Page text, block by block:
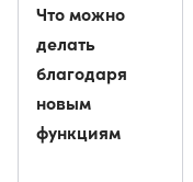
Что можно
делать
благодаря
новым
функциям